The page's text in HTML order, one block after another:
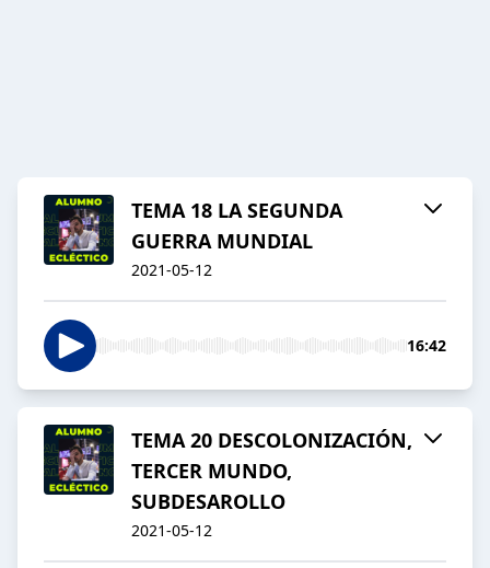
TEMA 18 LA SEGUNDA
GUERRA MUNDIAL
2021-05-12
16:42
TEMA 20 DESCOLONIZACIÓN,
TERCER MUNDO,
SUBDESAROLLO
2021-05-12